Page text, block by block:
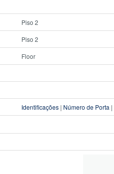
Piso 2
Piso 2
Floor
Identificações | Número de Porta |